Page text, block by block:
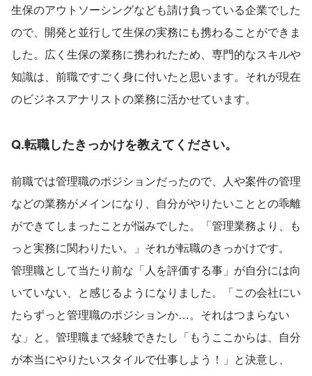
生保のアウトソーシングなども請け負っている企業でした
ので、開発と並行して生保の実務にも携わることができま
した。広く生保の業務に携われたため、専門的なスキルや
知識は、前職ですごく身に付いたと思います。それが現在
のビジネスアナリストの業務に活かせています。
Q.転職したきっかけを教えてください。
前職では管理職のポジションだったので、人や案件の管理
などの業務がメインになり、自分がやりたいこととの乖離
ができてしまったことが悩みでした。「管理業務より、も
っと実務に関わりたい。」それが転職のきっかけです。
管理職として当たり前な「人を評価する事」が自分には向
いていない、と感じるようになりました。「この会社にい
たらずっと管理職のポジションか…。それはつまらない
な」と。管理職まで経験できたし「もうここからは、自分
が本当にやりたいスタイルで仕事しよう！」と決意し、